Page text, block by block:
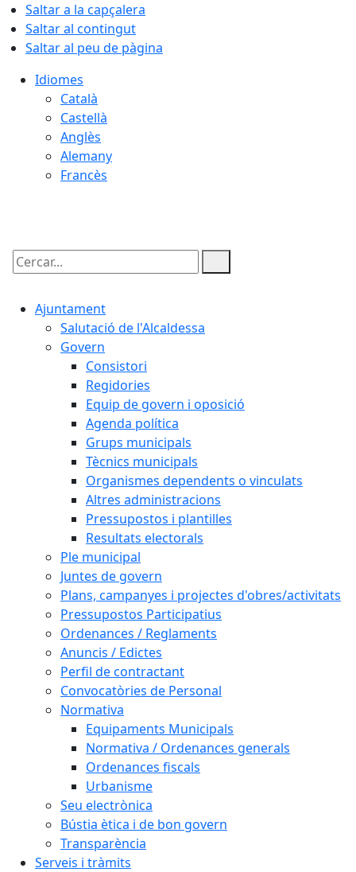
Saltar a la capçalera
Saltar al contingut
Saltar al peu de pàgina
Idiomes
Català
Castellà
Anglès
Alemany
Francès
Cercar:
Ajuntament
Salutació de l'Alcaldessa
Govern
Consistori
Regidories
Equip de govern i oposició
Agenda política
Grups municipals
Tècnics municipals
Organismes dependents o vinculats
Altres administracions
Pressupostos i plantilles
Resultats electorals
Ple municipal
Juntes de govern
Plans, campanyes i projectes d'obres/activitats
Pressupostos Participatius
Ordenances / Reglaments
Anuncis / Edictes
Perfil de contractant
Convocatòries de Personal
Normativa
Equipaments Municipals
Normativa / Ordenances generals
Ordenances fiscals
Urbanisme
Seu electrònica
Bústia ètica i de bon govern
Transparència
Serveis i tràmits